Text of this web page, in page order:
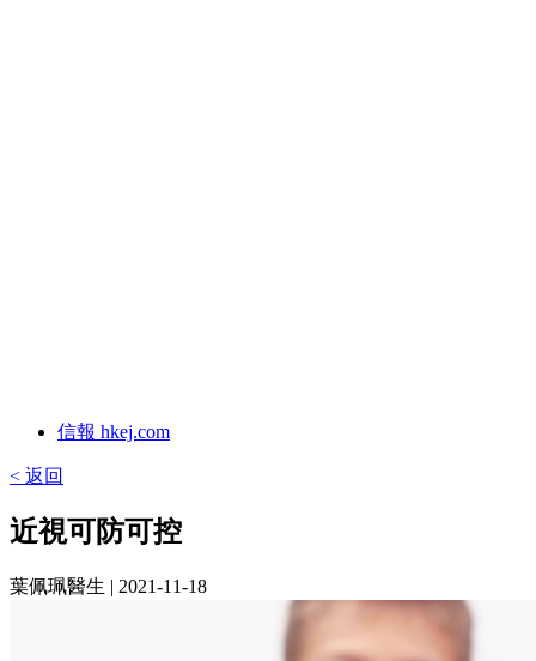
信報 hkej.com
< 返回
近視可防可控
葉佩珮醫生 | 2021-11-18